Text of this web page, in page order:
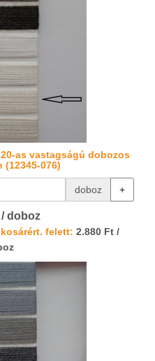
as vastagságú dobozos
(12345-076)
doboz +
doboz
felett: 2.880 Ft /